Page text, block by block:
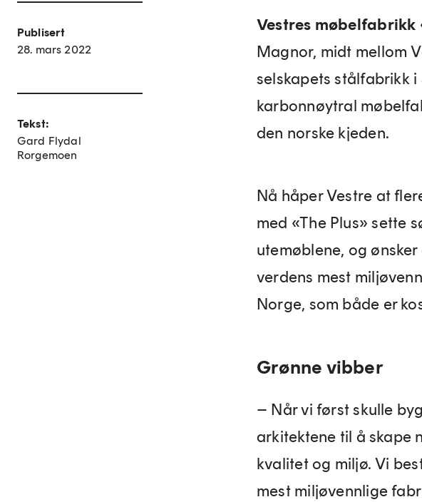
Publisert
28. mars 2022
Tekst:
Gard Flydal
Rorgemoen
Vestres møbelfabrikk
Magnor, midt mellom
selskapets stålfabrikk
karbonnøytral
den norske kjeden.
Nå håper Vestre at
med «The Plus» sette
utemøblene, og
verdens mest
Norge, som både er
Grønne vibber
– Når vi først skulle
arkitektene til å skape
kvalitet og miljø. Vi
mest miljøvennlige